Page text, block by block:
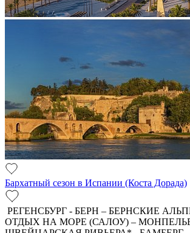
Бархатный сезон в Испании (Коста Дорада)
РЕГЕНСБУРГ - БЕРН – БЕРНСКИЕ
ОТДЫХ НА МОРЕ (САЛОУ) –